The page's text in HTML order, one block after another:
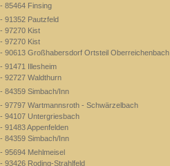
85464 Finsing
91352 Pautzfeld
97270 Kist
97270 Kist
90613 Großhabersdorf Ortsteil Oberreichenbach
91471 Illesheim
92727 Waldthurn
84359 Simbach/Inn
97797 Wartmannsroth - Schwärzelbach
94107 Untergriesbach
91483 Appenfelden
84359 Simbach/Inn
95694 Mehlmeisel
93426 Roding-Strahlfeld